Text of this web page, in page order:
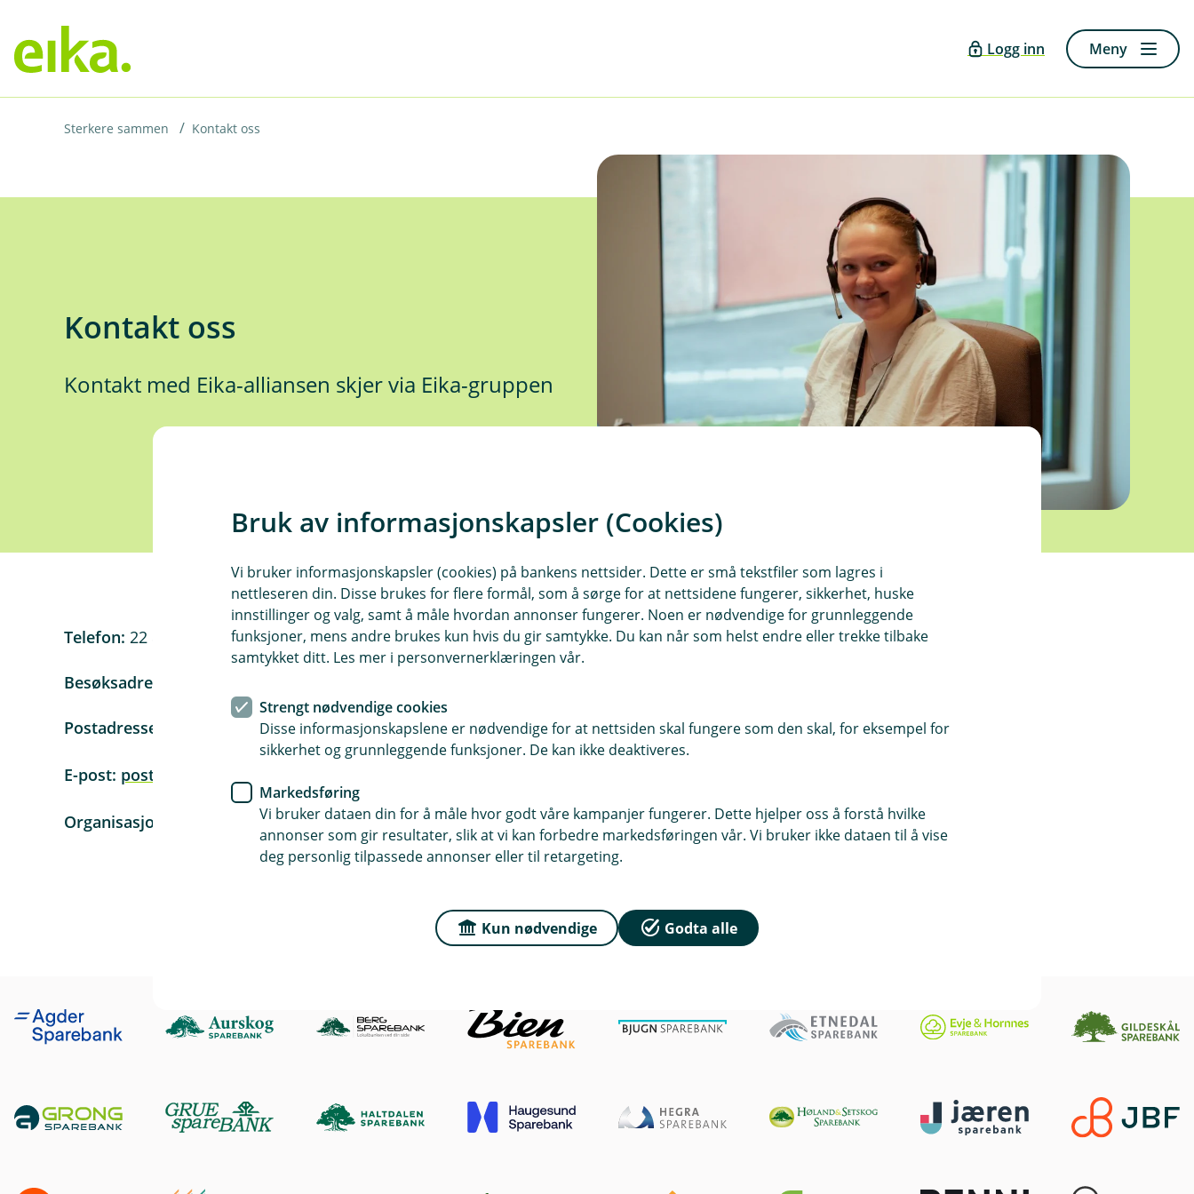
Logg inn Meny
Sterkere sammen Kontakt oss
Kontakt oss
Kontakt med Eika-alliansen skjer via Eika-gruppen
Telefon: 22 87 81 00
Besøksadresse
Postadresse : Postboks 2349 Solli, 0201 Oslo
E-post: post@eika.no
Organisasjonsnummer : 979 319 568
Bruk av informasjonskapsler (Cookies)
Vi bruker informasjonskapsler (cookies) på bankens nettsider. Dette er små tekstfiler som lagres i
nettleseren din. Disse brukes for flere formål, som å sørge for at nettsidene fungerer, sikkerhet, huske
innstillinger og valg, samt å måle hvordan annonser fungerer. Noen er nødvendige for grunnleggende
funksjoner, mens andre brukes kun hvis du gir samtykke. Du kan når som helst endre eller trekke tilbake
samtykket ditt. Les mer i personvernerklæringen vår.
Strengt nødvendige cookies
Disse informasjonskapslene er nødvendige for at nettsiden skal fungere som den skal, for eksempel for
sikkerhet og grunnleggende funksjoner. De kan ikke deaktiveres.
Markedsføring
Vi bruker dataen din for å måle hvor godt våre kampanjer fungerer. Dette hjelper oss å forstå hvilke
annonser som gir resultater, slik at vi kan forbedre markedsføringen vår. Vi bruker ikke dataen til å vise
deg personlig tilpassede annonser eller til retargeting.
Kun nødvendige Godta alle